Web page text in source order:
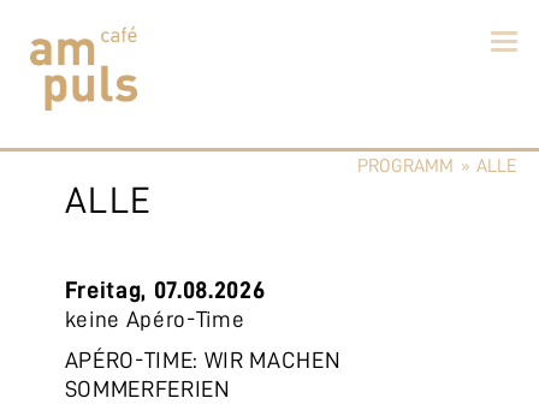
Cafe am Puls
Der beste Kaffee im Zollikerberg
PROGRAMM »ALLE
ALLE
Freitag, 07.08.2026
keine Apéro-Time
APÉRO-TIME: WIR MACHEN
SOMMERFERIEN